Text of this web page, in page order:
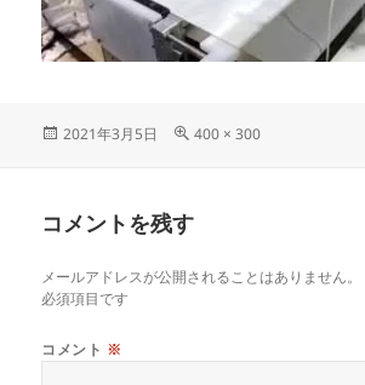
投
2021年3月5日
フ
ズ
400 × 300
コメントを残す
メールアドレスが公開されることはありません。
必須項目です
コメント ※